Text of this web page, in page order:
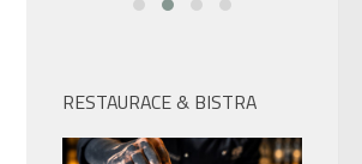
RESTAURACE & BISTRA